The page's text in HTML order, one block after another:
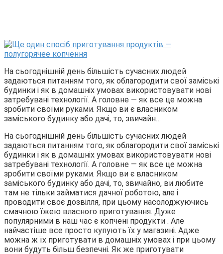
На сьогоднішній день більшість сучасних людей
задаються питанням того, як облагородити свої заміські
будинки і як в домашніх умовах використовувати нові
затребувані технології. А головне — як все це можна
зробити своїми руками. Якщо ви є власником
заміського будинку або дачі, то, звичайн…
На сьогоднішній день більшість сучасних людей
задаються питанням того, як облагородити свої заміські
будинки і як в домашніх умовах використовувати нові
затребувані технології. А головне — як все це можна
зробити своїми руками. Якщо ви є власником
заміського будинку або дачі, то, звичайно, ви любите
там не тільки займатися дачної роботою, але і
проводити своє дозвілля, при цьому насолоджуючись
смачною їжею власного приготування. Дуже
популярними в наш час є копчені продукти . Але
найчастіше все просто купують їх у магазині. Адже
можна ж їх приготувати в домашніх умовах і при цьому
вони будуть більш безпечні. Як же приготувати